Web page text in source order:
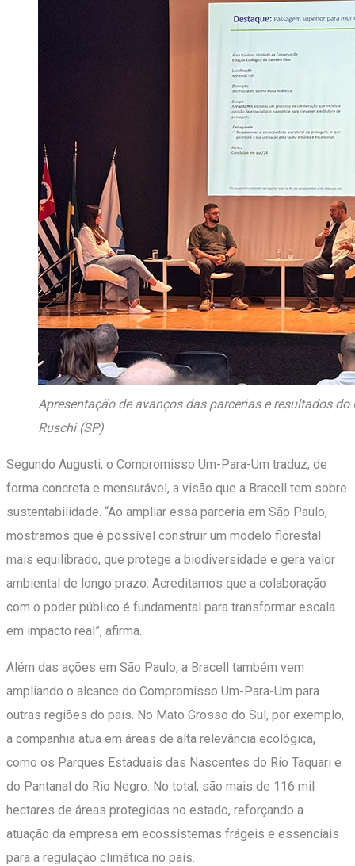
Apresentação de avanços das parcerias e resultados
Ruschi (SP)
Segundo Augusti, o Compromisso Um-Para-Um traduz, de
forma concreta e mensurável, a visão que a Bracell tem sobre
sustentabilidade. “Ao ampliar essa parceria em São Paulo,
mostramos que é possível construir um modelo florestal
mais equilibrado, que protege a biodiversidade e gera valor
ambiental de longo prazo. Acreditamos que a colaboração
com o poder público é fundamental para transformar escala
em impacto real”, afirma.
Além das ações em São Paulo, a Bracell também vem
ampliando o alcance do Compromisso Um-Para-Um para
outras regiões do país. No Mato Grosso do Sul, por exemplo,
a companhia atua em áreas de alta relevância ecológica,
como os Parques Estaduais das Nascentes do Rio Taquari e
do Pantanal do Rio Negro. No total, são mais de 116 mil
hectares de áreas protegidas no estado, reforçando a
atuação da empresa em ecossistemas frágeis e essenciais
para a regulação climática no país.